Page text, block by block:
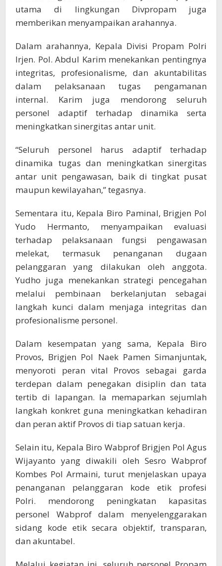
utama di lingkungan Divpropam juga
memberikan menyampaikan arahannya.
Dalam arahannya, Kepala Divisi Propam Polri
Irjen. Pol. Abdul Karim menekankan pentingnya
integritas, profesionalisme, dan akuntabilitas
dalam pelaksanaan tugas pengamanan
internal. Karim juga mendorong seluruh
personel adaptif terhadap dinamika serta
meningkatkan sinergitas antar unit.
“Seluruh personel harus adaptif terhadap
dinamika tugas dan meningkatkan sinergitas
antar unit pengawasan, baik di tingkat pusat
maupun kewilayahan,” tegasnya.
Sementara itu, Kepala Biro Paminal, Brigjen Pol
Yudo Hermanto, menyampaikan evaluasi
terhadap pelaksanaan fungsi pengawasan
melekat, termasuk penanganan dugaan
pelanggaran yang dilakukan oleh anggota.
Yudho juga menekankan strategi pencegahan
melalui pembinaan berkelanjutan sebagai
langkah kunci dalam menjaga integritas dan
profesionalisme personel.
Dalam kesempatan yang sama, Kepala Biro
Provos, Brigjen Pol Naek Pamen Simanjuntak,
menyoroti peran vital Provos sebagai garda
terdepan dalam penegakan disiplin dan tata
tertib di lapangan. Ia memaparkan sejumlah
langkah konkret guna meningkatkan kehadiran
dan peran aktif Provos di tiap satuan kerja.
Selain itu, Kepala Biro Wabprof Brigjen Pol Agus
Wijayanto yang diwakili oleh Sesro Wabprof
Kombes Pol Armaini, turut menjelaskan upaya
penanganan pelanggaran kode etik profesi
Polri. mendorong peningkatan kapasitas
personel Wabprof dalam menyelenggarakan
sidang kode etik secara objektif, transparan,
dan akuntabel.